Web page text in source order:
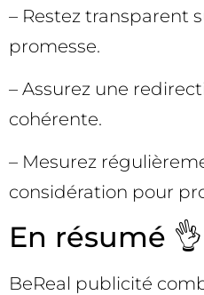
– Restez transparent
promesse.
– Assurez une
cohérente.
– Mesurez
considération pour
En résumé 👌
BeReal publicité